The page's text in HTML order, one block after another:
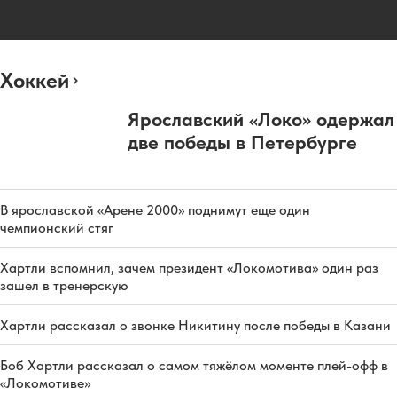
Хоккей
Ярославский «Локо» одержал
две победы в Петербурге
В ярославской «Арене 2000» поднимут еще один
чемпионский стяг
Хартли вспомнил, зачем президент «Локомотива» один раз
зашел в тренерскую
Хартли рассказал о звонке Никитину после победы в Казани
Боб Хартли рассказал о самом тяжёлом моменте плей-офф в
«Локомотиве»